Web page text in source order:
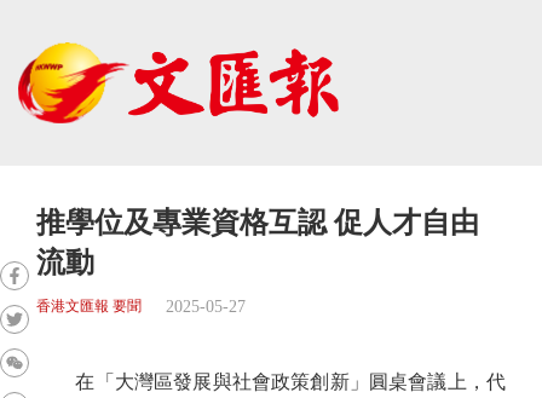
推學位及專業資格互認 促人才自由
流動
香港文匯報 要聞 2025-05-27
在「大灣區發展與社會政策創新」圓桌會議上，代